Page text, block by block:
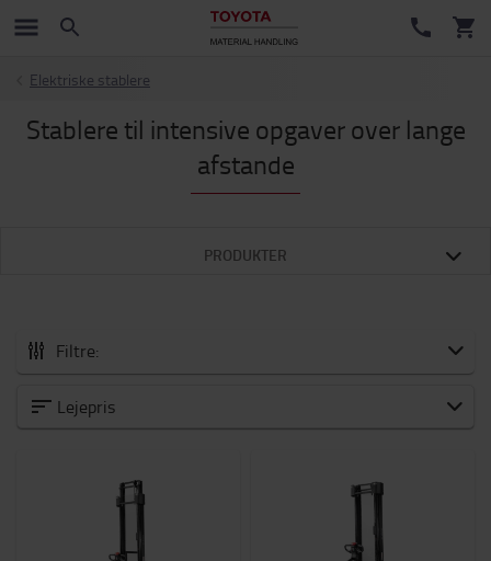
Elektriske stablere
Stablere til intensive opgaver over lange
afstande
PRODUKTER
Filtre:
Kategori
Løftehøjde (mm)
Lejepris